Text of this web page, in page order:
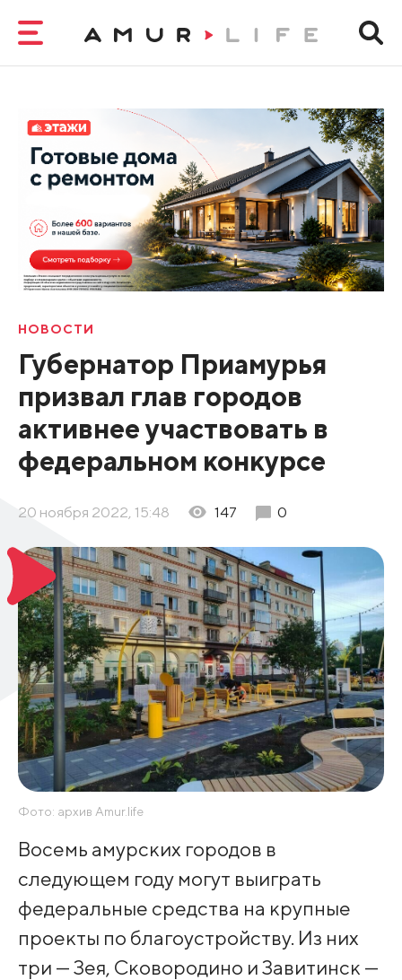
НОВОСТИ
Губернатор Приамурья
призвал глав городов
активнее участвовать в
федеральном конкурсе
20 ноября 2022, 15:48 147 0
Фото: архив Amur.life
Восемь амурских городов в
следующем году могут выиграть
федеральные средства на крупные
проекты по благоустройству. Из них
три — Зея, Сковородино и Завитинск —